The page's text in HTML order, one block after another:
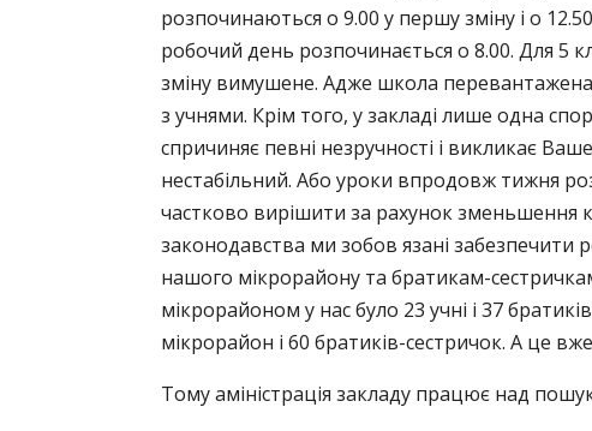
розпочинаються о 9.00 у першу зміну і о
робочий день розпочинається о 8.00. Для 5
зміну вимушене. Адже школа
з учнями. Крім того, у закладі лише одна
спричиняє певні незручності і викликає
нестабільний. Або уроки впродовж тижня
частково вирішити за рахунок зменьшення
законодавства ми зобов язані забезпечити
нашого мікрорайону та братикам-
мікрорайоном у нас було 23 учні і 37
мікрорайон і 60 братиків-сестричок. А це
Тому аміністрація закладу працює над